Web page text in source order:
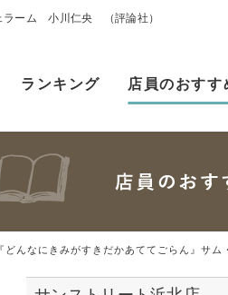
ラーム 小川仁央 （評論社）
ランキング 店員のおすす
『どんなにきみがすきだかあててごらん』サ